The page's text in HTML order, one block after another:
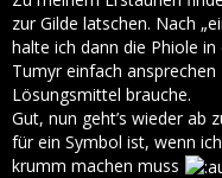
zur Gilde latschen. Nach
halte ich dann die Phiole
Tumyr einfach
Lösungsmittel brauche.
Gut, nun geht’s wieder ab
für ein Symbol ist, wenn
krumm machen muss